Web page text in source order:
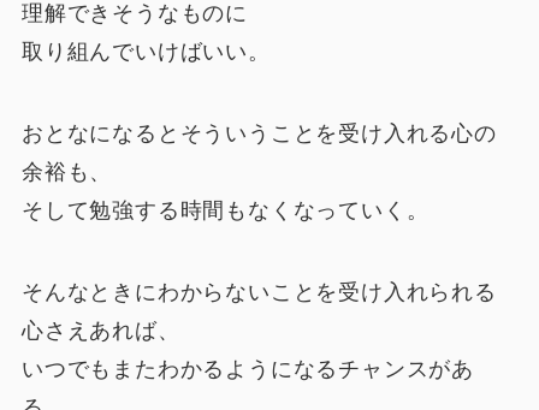
理解できそうなものに
取り組んでいけばいい。
おとなになるとそういうことを受け入れる心の
余裕も、
そして勉強する時間もなくなっていく。
そんなときにわからないことを受け入れられる
心さえあれば、
いつでもまたわかるようになるチャンスがあ